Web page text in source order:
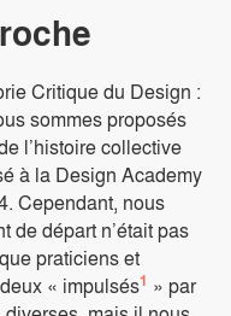
Critique du Design :
sommes proposés
l’histoire collective
à la Design Academy
Cependant, nous
de départ n’était pas
praticiens et
« impulsés1 » par